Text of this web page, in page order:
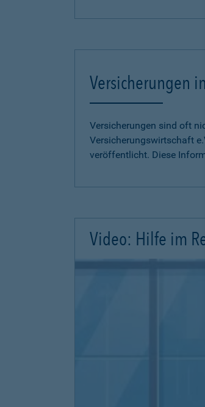
Versicherungen
Versicherungen sind oft
Versicherungswirtschaft
veröffentlicht. Diese
Video: Hilfe im